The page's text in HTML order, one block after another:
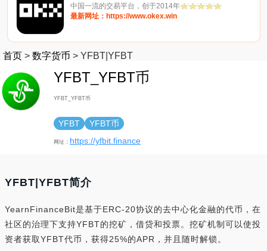
中国一流的交易平台，创于2014年
最新网址：https://www.okex.win
首页 > 数字货币 > YFBT|YFBT
YFBT_YFBT币
YFBT_YFBT币
YFBT YFBT币
网址： https://yfbit.finance
YFBT|YFBT简介
YearnFinanceBit是基于ERC-20协议的去中心化金融的代币，在
社区的治理下支持YFBT的挖矿，借贷和投票。挖矿机制可以使投
资者获取YFBT代币，获得25%的APR，并且随时解锁。